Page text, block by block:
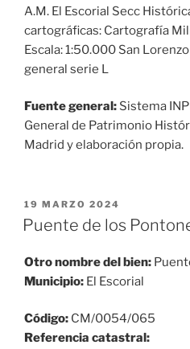
A.M. El Escorial Secc
cartográficas: Cartografía
Escala: 1:50.000 San
general serie L
Fuente general: Sistema
General de Patrimonio
Madrid y elaboración propia.
PUBLICADO
EL
19 MARZO 2024
Puente de los
Otro nombre del bien:
Municipio: El Escorial
Código: CM/0054/065
Referencia catastral: